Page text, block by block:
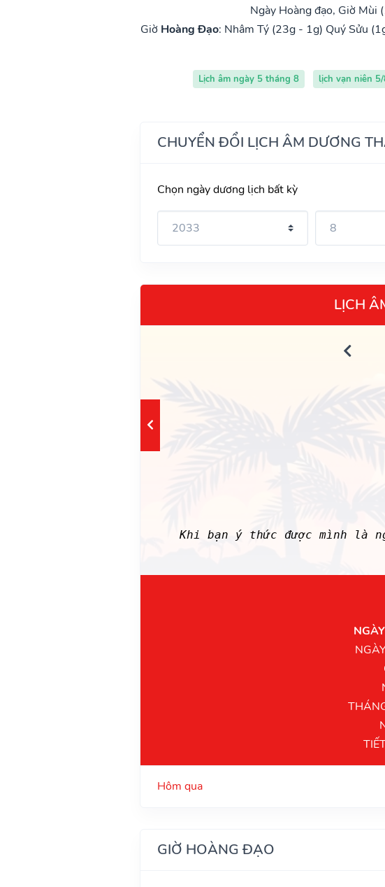
Ngày Hoàng đạo, Giờ Mùi
Giờ Hoàng Đạo: Nhâm Tý (23g - 1g) Quý Sửu
Lịch âm ngày 5 tháng 8 lịch vạn niên
CHUYỂN ĐỔI LỊCH ÂM DƯƠNG
Chọn ngày dương lịch bất kỳ
LỊCH
Khi bạn ý thức được mình là
Hôm qua
GIỜ HOÀNG ĐẠO